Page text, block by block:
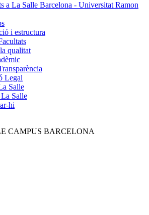
a La Salle Barcelona - Universitat Ramon
i estructura
qualitat
Legal
Salle
Salle
hi
CAMPUS BARCELONA